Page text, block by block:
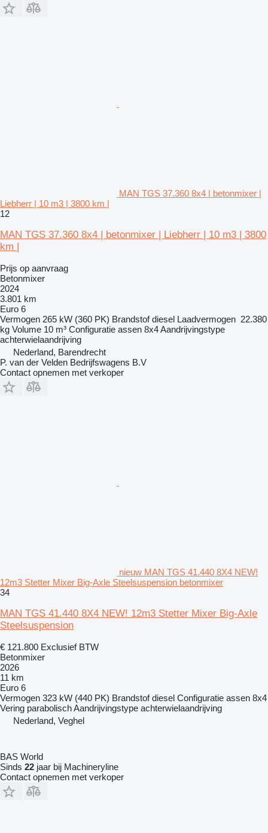
MAN TGS 37.360 8x4 | betonmixer |
Liebherr | 10 m3 | 3800 km |
12
MAN TGS 37.360 8x4 | betonmixer | Liebherr | 10 m3 | 3800
km |
Prijs op aanvraag
Betonmixer
2024
3.801 km
Euro 6
Vermogen 265 kW (360 PK) Brandstof diesel Laadvermogen 22.380
kg Volume 10 m³ Configuratie assen 8x4Aandrijvingstype
achterwielaandrijving
Nederland, Barendrecht
P. van der Velden Bedrijfswagens B.V
Contact opnemen met verkoper
nieuw MAN TGS 41.440 8X4 NEW!
12m3 Stetter Mixer Big-Axle Steelsuspension betonmixer
34
MAN TGS 41.440 8X4 NEW! 12m3 Stetter Mixer Big-Axle
Steelsuspension
€ 121.800 Exclusief BTW
Betonmixer
2026
11 km
Euro 6
Vermogen 323 kW (440 PK) Brandstof diesel Configuratie assen 8x4
Vering parabolischAandrijvingstype achterwielaandrijving
Nederland, Veghel
BAS World
Sinds 22 jaar bij Machineryline
Contact opnemen met verkoper